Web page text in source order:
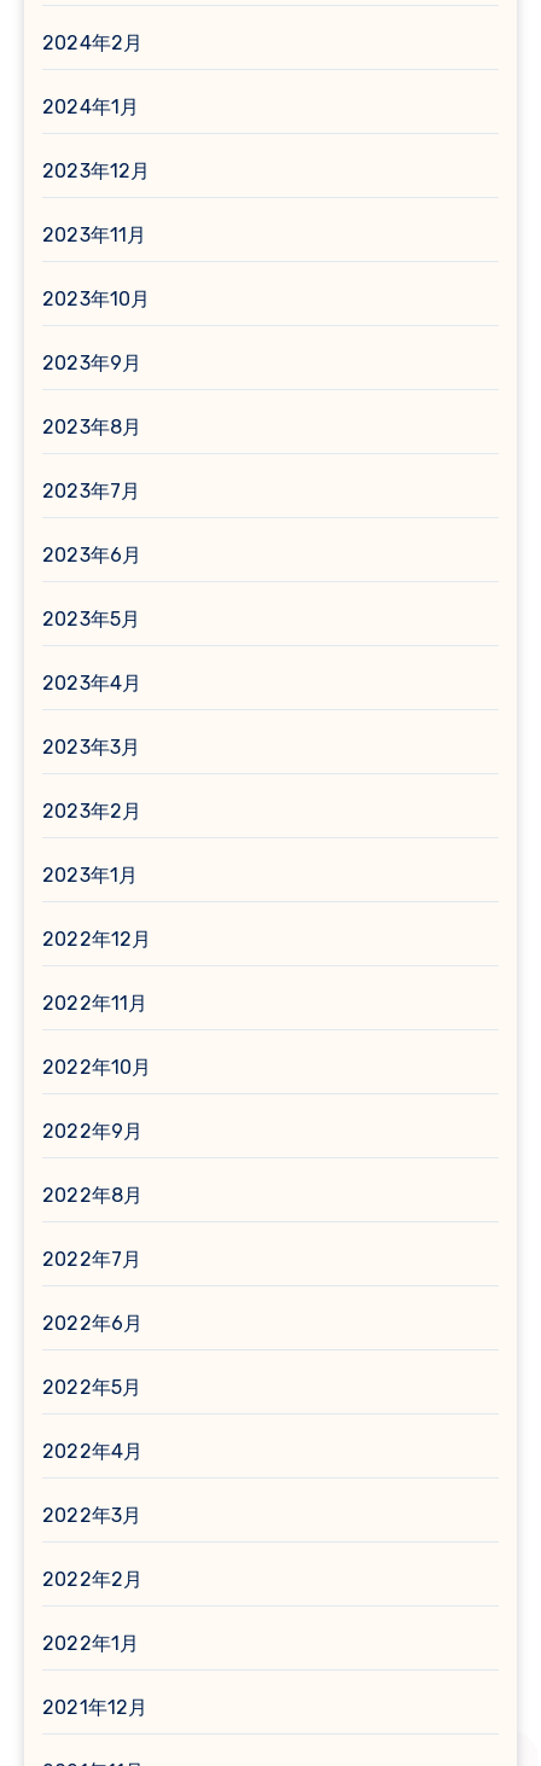
2024年2月
2024年1月
2023年12月
2023年11月
2023年10月
2023年9月
2023年8月
2023年7月
2023年6月
2023年5月
2023年4月
2023年3月
2023年2月
2023年1月
2022年12月
2022年11月
2022年10月
2022年9月
2022年8月
2022年7月
2022年6月
2022年5月
2022年4月
2022年3月
2022年2月
2022年1月
2021年12月